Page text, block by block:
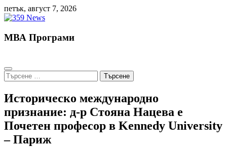
Skip
to
петък, август 7, 2026
МВА Програми
Търсене
за:
Историческо международно
признание: д-р Стояна Нацева е
Почетен професор в Kennedy University
– Париж